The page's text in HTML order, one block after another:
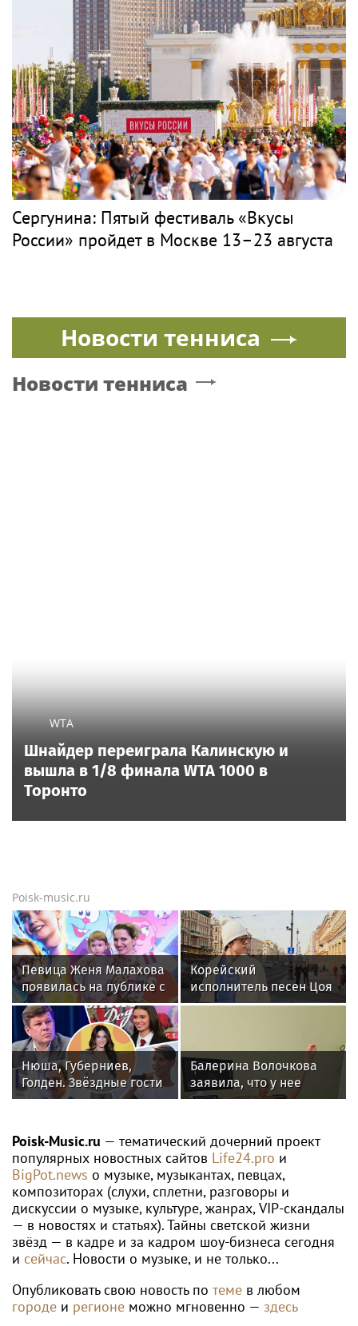
Сергунина: Пятый фестиваль «Вкусы
России» пройдет в Москве 13–23 августа
Новости тенниса
Новости тенниса
WTA
Шнайдер переиграла Калинскую и
вышла в 1/8 финала WTA 1000 в
Торонто
Poisk-music.ru
Певица Женя Малахова
появилась на публике с
дочерью
Корейский
исполнитель песен Цоя
Сон Вон Соп захотел
Нюша, Губерниев,
Голден. Звёздные гости
«Дня физкультурника»
Балерина Волочкова
заявила, что у нее
появилась гематома
Poisk-Music.ru — тематический дочерний проект
популярных новостных сайтов Life24.pro и
BigPot.news о музыке, музыкантах, певцах,
композиторах (слухи, сплетни, разговоры и
дискуссии о музыке, культуре, жанрах, VIP-скандалы
— в новостях и статьях). Тайны светской жизни
звёзд — в кадре и за кадром шоу-бизнеса сегодня
и сейчас. Новости о музыке, и не только...
Опубликовать свою новость по теме в любом
городе и регионе можно мгновенно — здесь